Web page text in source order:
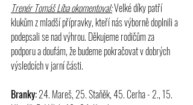
Trenér Tomáš Líba okomentoval: Velké díky patří
klukům z mladší přípravky, kteří nás výborně doplnili a
podepsali se nad výhrou. Děkujeme rodičům za
podporu a doufám, že budeme pokračovat v dobrých
výsledcích v jarní části.
Branky: 24. Mareš, 25. Staňěk, 45. Cerha - 2., 15.